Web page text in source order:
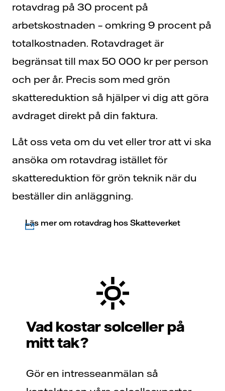
rotavdrag på 30 procent på
arbetskostnaden – omkring 9 procent på
totalkostnaden. Rotavdraget är
begränsat till max 50 000 kr per person
och per år. Precis som med grön
skattereduktion så hjälper vi dig att göra
avdraget direkt på din faktura.
Låt oss veta om du vet eller tror att vi ska
ansöka om rotavdrag istället för
skattereduktion för grön teknik när du
beställer din anläggning.
Läs mer om rotavdrag hos Skatteverket
Vad kostar solceller på
mitt tak?
Gör en intresseanmälan så